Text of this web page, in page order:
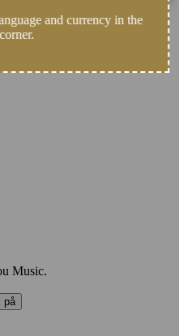
LUND SVERIGE
Music.
på
and currency in the